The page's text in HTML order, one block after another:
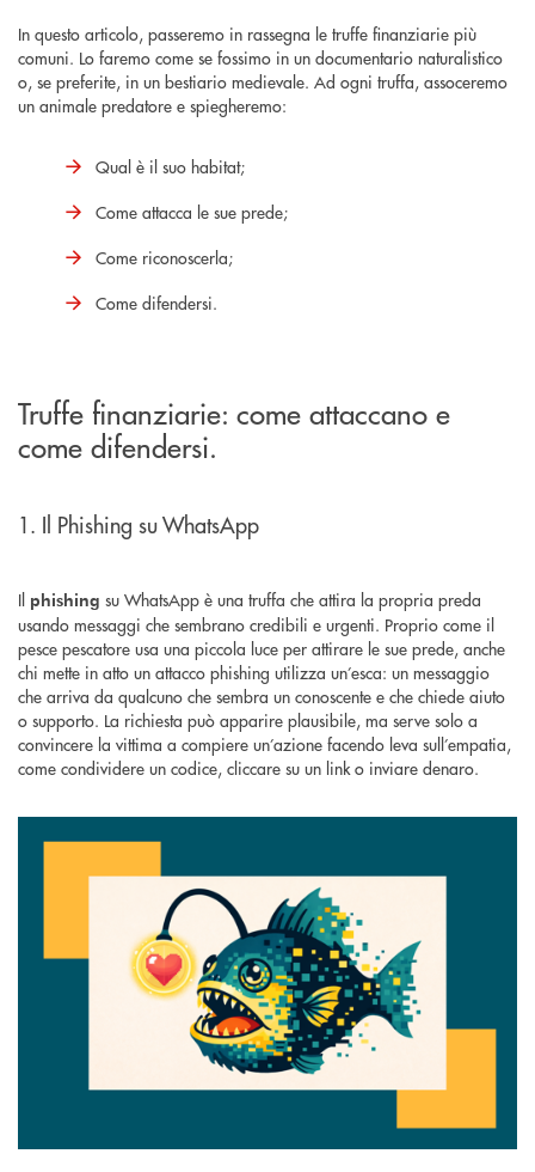
In questo articolo, passeremo in rassegna le truffe finanziarie più
comuni. Lo faremo come se fossimo in un documentario naturalistico
o, se preferite, in un bestiario medievale. Ad ogni truffa, assoceremo
un animale predatore e spiegheremo:
Qual è il suo habitat;
Come attacca le sue prede;
Come riconoscerla;
Come difendersi.
Truffe finanziarie: come attaccano e
come difendersi.
1. Il Phishing su WhatsApp
Il phishing su WhatsApp è una truffa che attira la propria preda
usando messaggi che sembrano credibili e urgenti. Proprio come il
pesce pescatore usa una piccola luce per attirare le sue prede, anche
chi mette in atto un attacco phishing utilizza un’esca: un messaggio
che arriva da qualcuno che sembra un conoscente e che chiede aiuto
o supporto. La richiesta può apparire plausibile, ma serve solo a
convincere la vittima a compiere un’azione facendo leva sull’empatia,
come condividere un codice, cliccare su un link o inviare denaro.